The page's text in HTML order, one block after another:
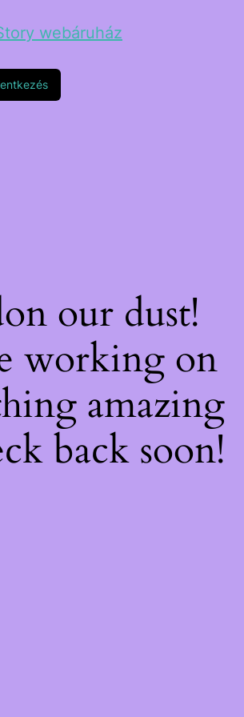
webáruház
our dust!
working on
amazing
back soon!